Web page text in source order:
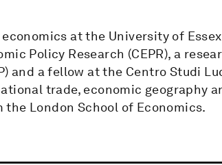
at the University of
Policy Research (CEPR), a
and a fellow at the Centro Studi
trade, economic geography
London School of Economics.